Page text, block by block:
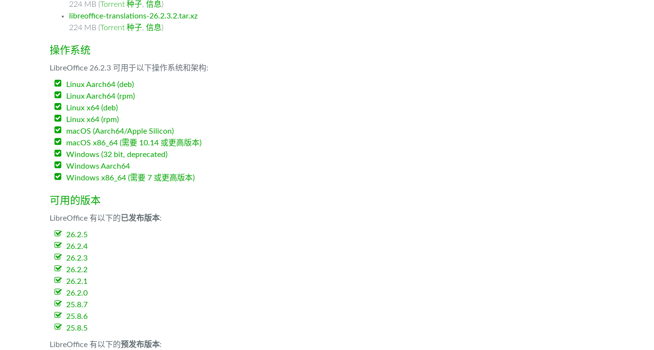
224 MB (Torrent 种子, 信息)
libreoffice-translations-26.2.3.2.tar.xz
224 MB (Torrent 种子, 信息)
操作系统
LibreOffice 26.2.3 可用于以下操作系统和架构:
Linux Aarch64 (deb)
Linux Aarch64 (rpm)
Linux x64 (deb)
Linux x64 (rpm)
macOS (Aarch64/Apple Silicon)
macOS x86_64 (需要 10.14 或更高版本)
Windows (32 bit, deprecated)
Windows Aarch64
Windows x86_64 (需要 7 或更高版本)
可用的版本
LibreOffice 有以下的已发布版本:
26.2.5
26.2.4
26.2.3
26.2.2
26.2.1
26.2.0
25.8.7
25.8.6
25.8.5
LibreOffice 有以下的预发布版本: